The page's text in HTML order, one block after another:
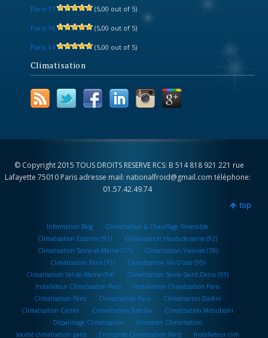
Paris 17 (5,00 out of 5)
Paris 19 (5,00 out of 5)
Paris 14 (5,00 out of 5)
Climatisation
© Copyright 2015 TOUS DROITS RESERVE RCS: B 514 818 921 221 rue
Lafayette 75010 Paris adresse mail: nationalfroid@gmail.com téléphone:
01.57.42.49.74
top
Information Blog
Climatisation & Chauffage Réversible
Climatisation Essonne (91)
Climatisation Hauts-de-seine (92)
Climatisation Seine-et-Marne (77)
Climatisation Yvelines (78)
Climatisation Paris (75)
Climatisation Val-D’oise (95)
Climatisation Val-de-Marne (94)
Climatisation Seine-Saint-Denis (93)
Installateur Climatisation Paris
Installation Climatisation Paris
Climatisation Paris
Climatisation Paris
Climatisation Daikin
Climatisation Carrier
Climatisation Toshiba
Climatisation Mitsubishi
Dépannage Climatisation
Entretien Climatisation
société climatisation paris
Entreprise Climatisation Paris Installateur clim